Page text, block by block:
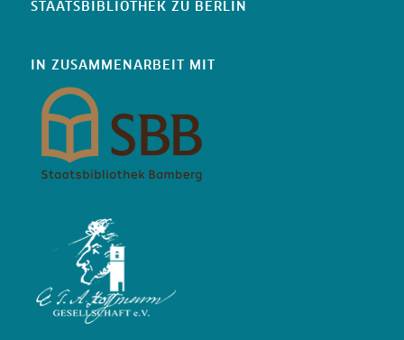
STAATSBIBLIOTHEK ZU BERLIN
IN ZUSAMMENARBEIT MIT